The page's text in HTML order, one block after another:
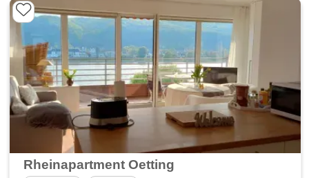
Rheinapartment Oetting